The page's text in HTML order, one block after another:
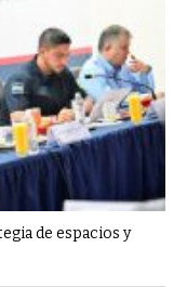
de espacios y